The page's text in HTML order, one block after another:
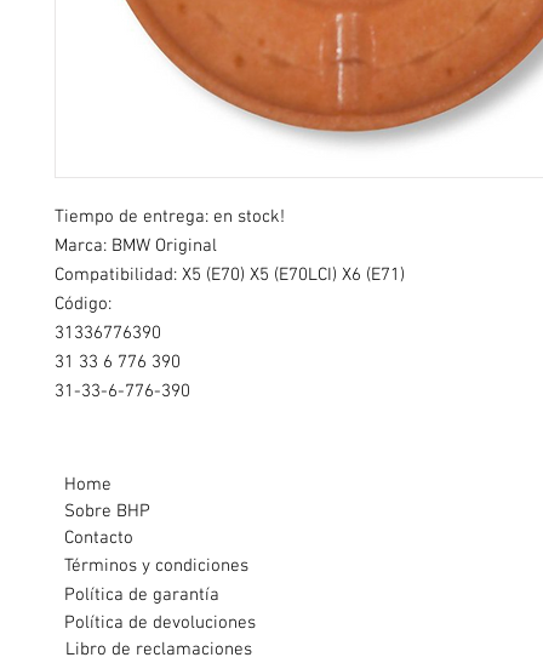
Tiempo de entrega: en stock!
Marca: BMW Original
Compatibilidad: X5 (E70) X5 (E70LCI) X6 (E71)
Código:
31336776390
31 33 6 776 390
31-33-6-776-390
Home
Sobre BHP
Contacto
Términos y condiciones
Política de garantía
Política de devoluciones
Libro de reclamaciones